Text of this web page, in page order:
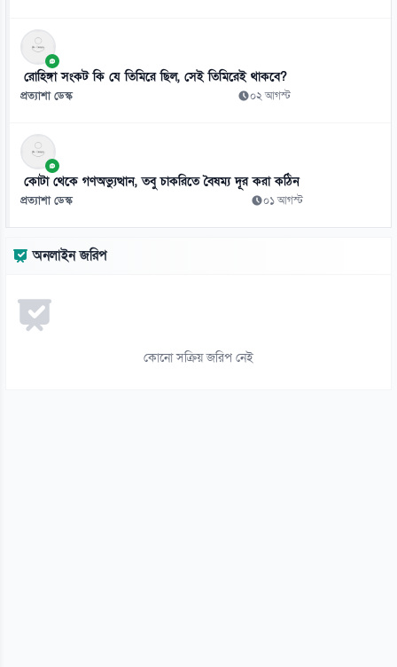
১১
মিয়ামির জয়ে অপ্রতিরোধ্য মেসি, করলেন জোড়া গোল ও একটি অ্যাসিস্ট
০৬ আগস্ট
১২
হরমুজ নিয়ে ইরান-ওমান একমত, ট্রাম্পের কড়া হুঁশিয়ারি
০৬ আগস্ট
০৬ আগস্ট
১৪
রিপাবলিক বাংলা ছাড়লেন আলোচিত সাংবাদিক ময়ূখ রঞ্জন ঘোষ
রোহিঙ্গা সংকট কি যে তিমিরে ছিল, সেই তিমিরেই থাকবে?
প্রত্যাশা ডেস্ক ০২ আগস্ট
কোটা থেকে গণঅভ্যুত্থান, তবু চাকরিতে বৈষম্য দূর করা কঠিন
প্রত্যাশা ডেস্ক ০১ আগস্ট
অনলাইন জরিপ
কোনো সক্রিয় জরিপ নেই